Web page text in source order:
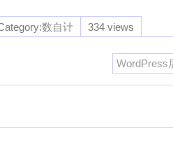
数自计 334 views
WordPress